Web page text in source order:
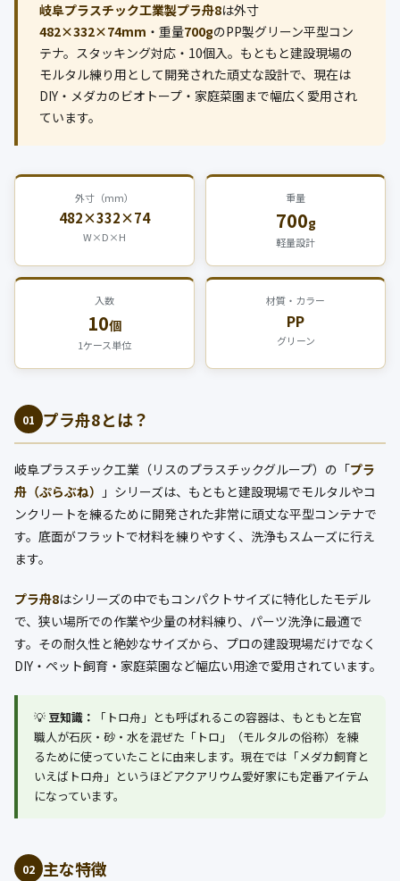
公式ブログ
会社案内
岐阜プラスチック工業製プラ舟8は外寸
482×332×74mm ・重量700gのPP製グリーン平型コン
テナ。スタッキング対応・10個入。もともと建設現場の
モルタル練り用として開発された頑丈な設計で、現在は
DIY・メダカのビオトープ・家庭菜園まで幅広く愛用され
ています。
外寸（mm）
482×332×74
W×D×H
重量
700g
軽量設計
入数
10個
1ケース単位
材質・カラー
PP
グリーン
01 プラ舟8とは？
岐阜プラスチック工業（リスのプラスチックグループ）の「プラ
舟（ぷらぶね）
」シリーズは、もともと建設現場でモルタルやコ
ンクリートを練るために開発された非常に頑丈な平型コンテナで
す。底面がフラットで材料を練りやすく、洗浄もスムーズに行え
ます。
プラ舟8はシリーズの中でもコンパクトサイズに特化したモデル
で、狭い場所での作業や少量の材料練り、パーツ洗浄に最適で
す。その耐久性と絶妙なサイズから、プロの建設現場だけでなく
DIY・ペット飼育・家庭菜園など幅広い用途で愛用されています。
💡 豆知識：
「トロ舟」とも呼ばれるこの容器は、もともと左官
職人が石灰・砂・水を混ぜた「トロ」（モルタルの俗称）を練
るために使っていたことに由来します。現在では「メダカ飼育と
いえばトロ舟」というほどアクアリウム愛好家にも定番アイテム
になっています。
02 主な特徴